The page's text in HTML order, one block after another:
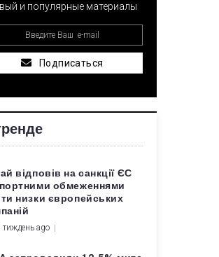
и популярные материалы
Подписаться
відповів на санкції ЄС
обмеженнями
низки європейських
тиждень ago